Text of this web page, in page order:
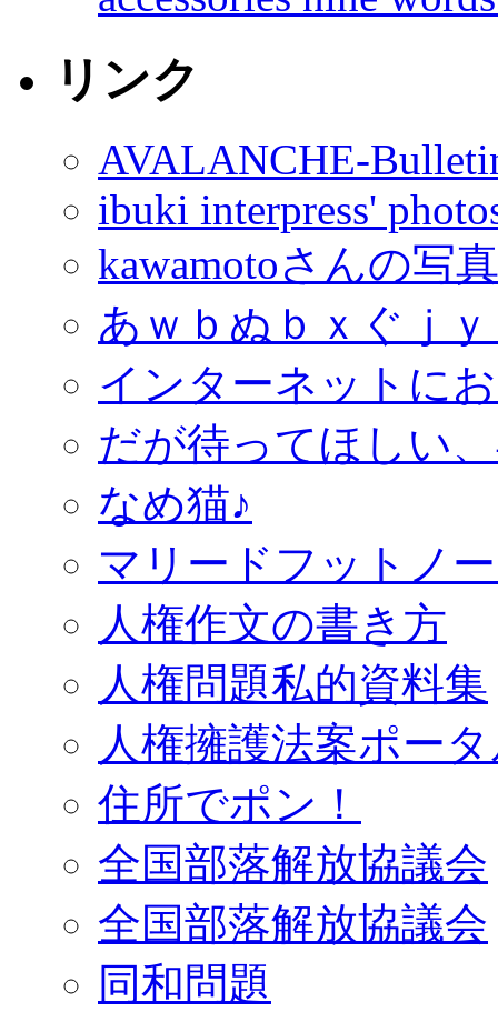
リンク
AVALANCHE-
ibuki interpress'
kawamotoさんの写
あｗｂぬｂｘぐｊ
インターネットに
だが待ってほしい
なめ猫♪
マリードフットノ
人権作文の書き方
人権問題私的資料集
人権擁護法案ポー
住所でポン！
全国部落解放協議会
全国部落解放協議会
同和問題